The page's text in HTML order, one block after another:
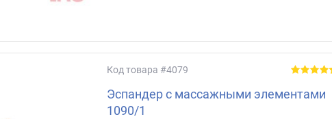
Код товара #4079
Эспандер с массажными элементами
1090/1